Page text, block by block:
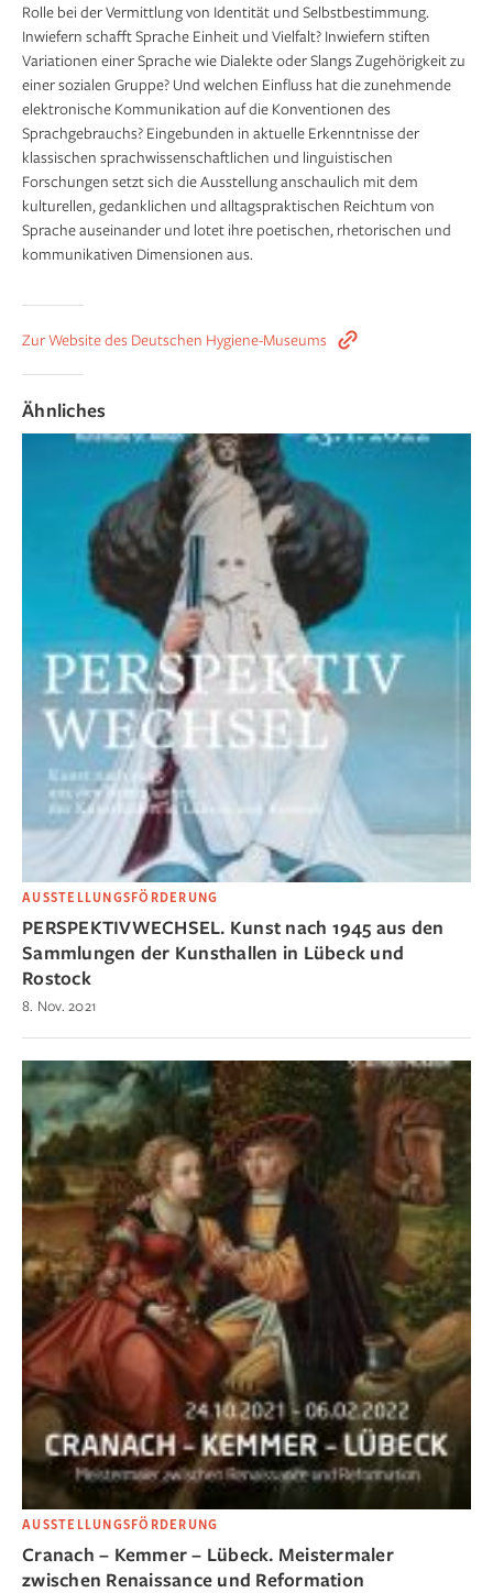
Rolle bei der Vermittlung von Identität und Selbstbestimmung.
Inwiefern schafft Sprache Einheit und Vielfalt? Inwiefern stiften
Variationen einer Sprache wie Dialekte oder Slangs Zugehörigkeit zu
einer sozialen Gruppe? Und welchen Einfluss hat die zunehmende
elektronische Kommuni­kation auf die Konventionen des
Sprachgebrauchs? Eingebunden in aktuelle Erkenntnisse der
klassischen sprachwissenschaftlichen und linguistischen
Forschungen setzt sich die Ausstellung anschaulich mit dem
kulturellen, gedanklichen und alltagspraktischen Reichtum von
Sprache auseinander und lotet ihre poetischen, rhetorischen und
kommunika­tiven Dimensionen aus.
Zur Website des Deutschen Hygiene-Museums
Ähnliches
AUSSTELLUNGSFÖRDERUNG
PERSPEKTIVWECHSEL. Kunst nach 1945 aus den
Sammlungen der Kunsthallen in Lübeck und
Rostock
8. Nov. 2021
AUSSTELLUNGSFÖRDERUNG
Cranach – Kemmer – Lübeck. Meistermaler
zwischen Renaissance und Reformation